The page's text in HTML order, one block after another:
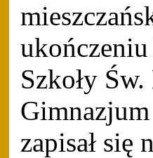
Szkoły
zapisał się